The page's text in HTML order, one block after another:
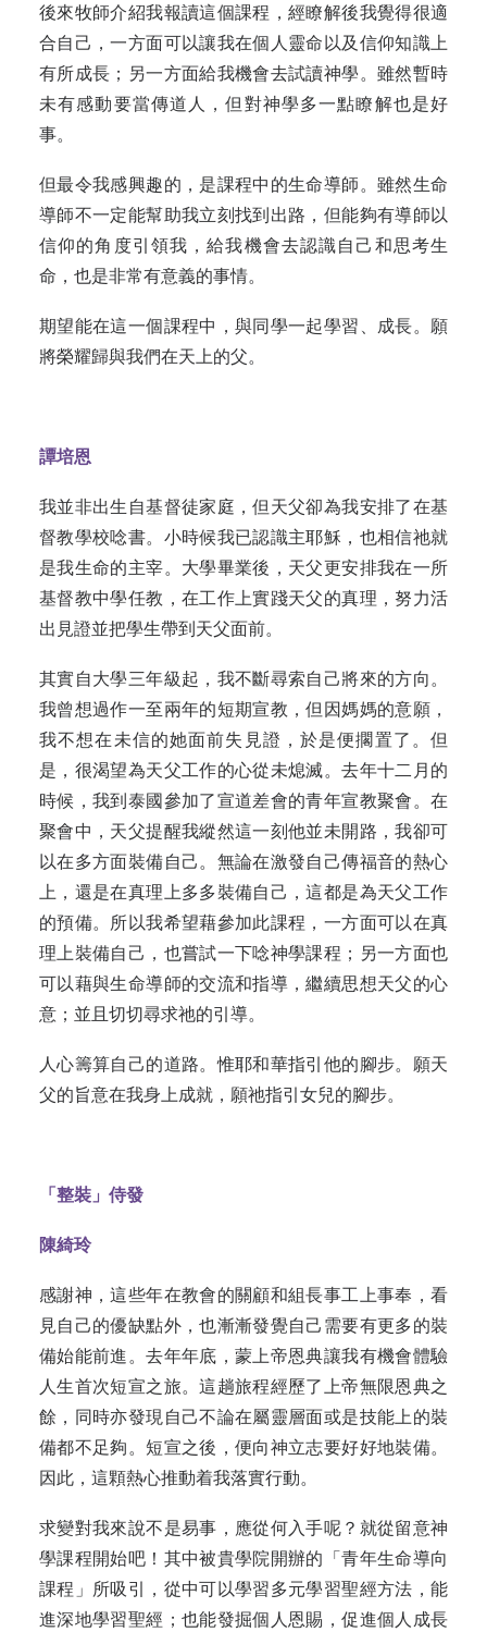
後來牧師介紹我報讀這個課程，經瞭解後我覺得很適
合自己，一方面可以讓我在個人靈命以及信仰知識上
有所成長；另一方面給我機會去試讀神學。雖然暫時
未有感動要當傳道人，但對神學多一點瞭解也是好
事。
但最令我感興趣的，是課程中的生命導師。雖然生命
導師不一定能幫助我立刻找到出路，但能夠有導師以
信仰的角度引領我，給我機會去認識自己和思考生
命，也是非常有意義的事情。
期望能在這一個課程中，與同學一起學習、成長。願
將榮耀歸與我們在天上的父。
譚培恩
我並非出生自基督徒家庭，但天父卻為我安排了在基
督教學校唸書。小時候我已認識主耶穌，也相信祂就
是我生命的主宰。大學畢業後，天父更安排我在一所
基督教中學任教，在工作上實踐天父的真理，努力活
出見證並把學生帶到天父面前。
其實自大學三年級起，我不斷尋索自己將來的方向。
我曾想過作一至兩年的短期宣教，但因媽媽的意願，
我不想在未信的她面前失見證，於是便擱置了。但
是，很渴望為天父工作的心從未熄滅。去年十二月的
時候，我到泰國參加了宣道差會的青年宣教聚會。在
聚會中，天父提醒我縱然這一刻他並未開路，我卻可
以在多方面裝備自己。無論在激發自己傳福音的熱心
上，還是在真理上多多裝備自己，這都是為天父工作
的預備。所以我希望藉參加此課程，一方面可以在真
理上裝備自己，也嘗試一下唸神學課程；另一方面也
可以藉與生命導師的交流和指導，繼續思想天父的心
意；並且切切尋求祂的引導。
人心籌算自己的道路。惟耶和華指引他的腳步。願天
父的旨意在我身上成就，願祂指引女兒的腳步。
「整裝」侍發
陳綺玲
感謝神，這些年在教會的關顧和組長事工上事奉，看
見自己的優缺點外，也漸漸發覺自己需要有更多的裝
備始能前進。去年年底，蒙上帝恩典讓我有機會體驗
人生首次短宣之旅。這趟旅程經歷了上帝無限恩典之
餘，同時亦發現自己不論在屬靈層面或是技能上的裝
備都不足夠。短宣之後，便向神立志要好好地裝備。
因此，這顆熱心推動着我落實行動。
求變對我來說不是易事，應從何入手呢？就從留意神
學課程開始吧！其中被貴學院開辦的「青年生命導向
課程」所吸引，從中可以學習多元學習聖經方法，能
進深地學習聖經；也能發掘個人恩賜，促進個人成長